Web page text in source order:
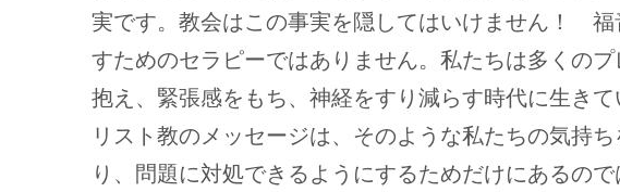
実です。教会はこの事実を隠してはいけません！ 福
すためのセラピーではありません。私たちは多くのプ
抱え、緊張感をもち、神経をすり減らす時代に生きて
リスト教のメッセージは、そのような私たちの気持ち
り、問題に対処できるようにするためだけにあるの